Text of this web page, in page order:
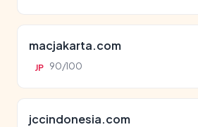
macjakarta.com
JP 90/100
jccindonesia.com